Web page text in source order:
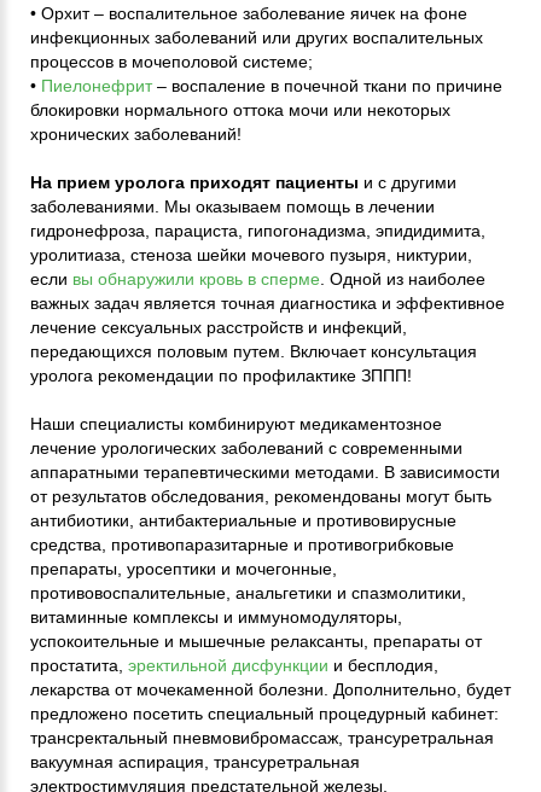
• Орхит – воспалительное заболевание яичек на фоне
инфекционных заболеваний или других воспалительных
процессов в мочеполовой системе;
• Пиелонефрит– воспаление в почечной ткани по причине
блокировки нормального оттока мочи или некоторых
хронических заболеваний!
На прием уролога приходят пациенты и с другими
заболеваниями. Мы оказываем помощь в лечении
гидронефроза, парациста, гипогонадизма, эпидидимита,
уролитиаза, стеноза шейки мочевого пузыря, никтурии,
если вы обнаружили кровь в сперме . Одной из наиболее
важных задач является точная диагностика и эффективное
лечение сексуальных расстройств и инфекций,
передающихся половым путем. Включает консультация
уролога рекомендации по профилактике ЗППП!
Наши специалисты комбинируют медикаментозное
лечение урологических заболеваний с современными
аппаратными терапевтическими методами. В зависимости
от результатов обследования, рекомендованы могут быть
антибиотики, антибактериальные и противовирусные
средства, противопаразитарные и противогрибковые
препараты, уросептики и мочегонные,
противовоспалительные, анальгетики и спазмолитики,
витаминные комплексы и иммуномодуляторы,
успокоительные и мышечные релаксанты, препараты от
простатита, эректильной дисфункции и бесплодия,
лекарства от мочекаменной болезни. Дополнительно, будет
предложено посетить специальный процедурный кабинет:
трансректальный пневмовибромассаж, трансуретральная
вакуумная аспирация, трансуретральная
электростимуляция предстательной железы,